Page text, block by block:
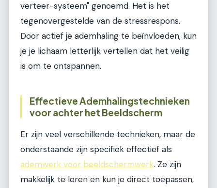
verteer-systeem" genoemd. Het is het
tegenovergestelde van de stressrespons.
Door actief je ademhaling te beïnvloeden, kun
je je lichaam letterlijk vertellen dat het veilig
is om te ontspannen.
Effectieve Ademhalingstechnieken
voor achter het Beeldscherm
Er zijn veel verschillende technieken, maar de
onderstaande zijn specifiek effectief als
ademwerk voor beeldschermwerk. Ze zijn
makkelijk te leren en kun je direct toepassen,